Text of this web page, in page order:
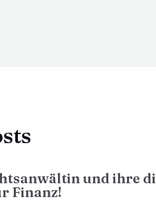
und ihre
Finanz!